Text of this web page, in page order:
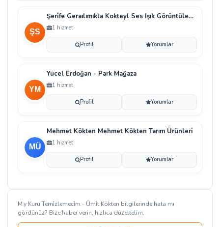
Şeri̇fe Geraılımıkla Kokteyl Ses Işık Görüntüleme S
1 hizmet
Profil Yorumlar
Yücel Erdoğan - Park Mağaza
1 hizmet
Profil Yorumlar
Mehmet Kökten Mehmet Kökten Tarım Ürünleri̇
1 hizmet
Profil Yorumlar
M.y Kuru Temi̇zlemeci̇m - Ümi̇t Kökten bilgilerinde hata mı
gördünüz? Bize haber verin, hızlıca düzeltelim.